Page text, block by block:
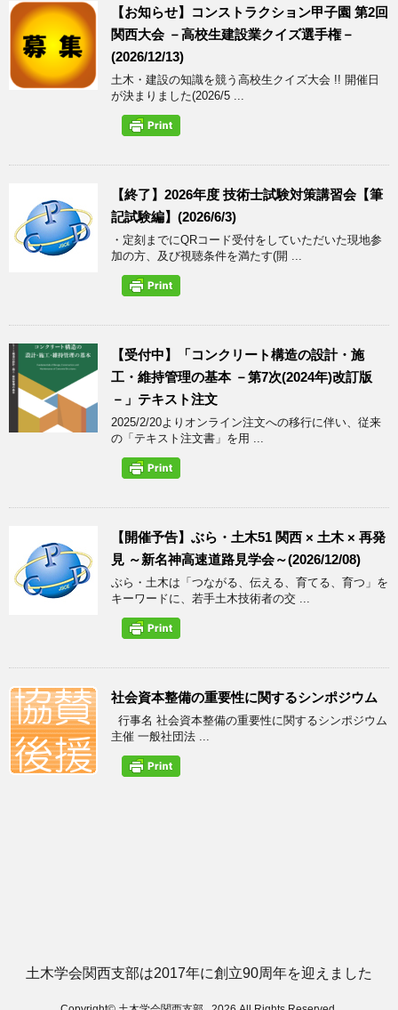
【お知らせ】コンストラクション甲子園 第2回
関西大会 －高校生建設業クイズ選手権－
(2026/12/13)
土木・建設の知識を競う高校生クイズ大会 !! 開催日
が決まりました(2026/5 ...
【終了】2026年度 技術士試験対策講習会【筆
記試験編】(2026/6/3)
・定刻までにQRコード受付をしていただいた現地参
加の方、及び視聴条件を満たす(開 ...
【受付中】「コンクリート構造の設計・施
工・維持管理の基本 －第7次(2024年)改訂版
－」テキスト注文
2025/2/20よりオンライン注文への移行に伴い、従来
の「テキスト注文書」を用 ...
【開催予告】ぶら・土木51 関西 × 土木 × 再発
見 ～新名神高速道路見学会～(2026/12/08)
ぶら・土木は「つながる、伝える、育てる、育つ」を
キーワードに、若手土木技術者の交 ...
社会資本整備の重要性に関するシンポジウム
行事名 社会資本整備の重要性に関するシンポジウム
主催 一般社団法 ...
土木学会関西支部は2017年に創立90周年を迎えました